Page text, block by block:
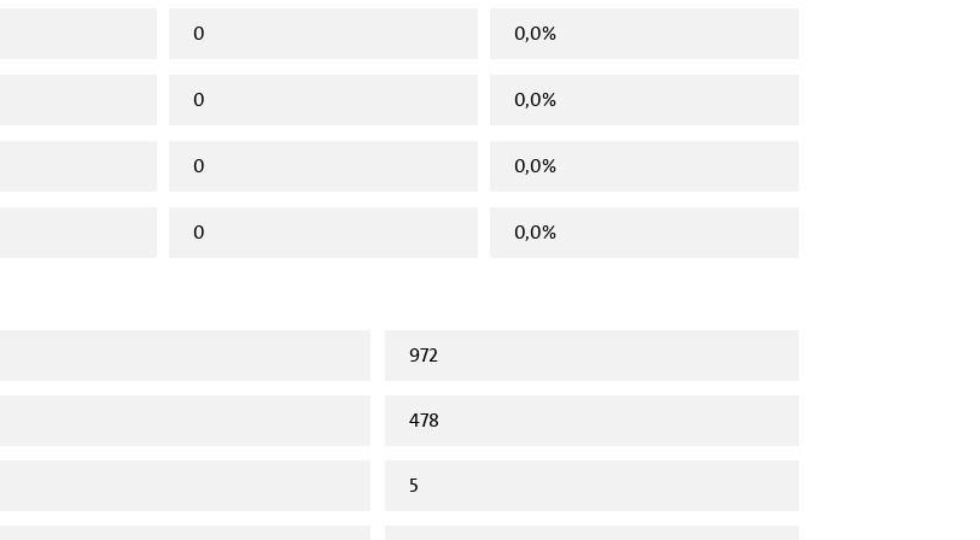
0 0,0%
0 0,0%
0 0,0%
0 0,0%
972
478
5